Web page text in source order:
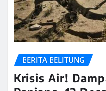
BERITA BELITUNG
Krisis Air!